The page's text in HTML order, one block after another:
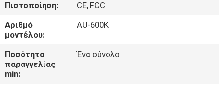
ΠΟΙΟΤΙΚΌΣ
ΈΛΕΓΧΟΣ
ΜΑΣ
Πιστοποίηση:
CE, FCC
Αριθμό
μοντέλου:
AU-600K
Ποσότητα
παραγγελίας
min:
Ένα σύνολο